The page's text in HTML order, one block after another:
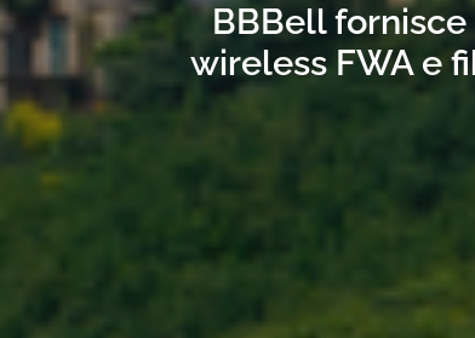
BBBell
wireless FWA e